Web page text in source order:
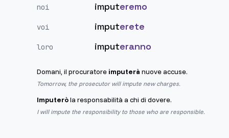
noi imputeremo
voi imputerete
loro imputeranno
Domani, il procuratore imputerà nuove accuse.
Tomorrow, the prosecutor will impute new charges.
Imputeròla responsabilità a chi di dovere.
I will impute the responsibility to those who are responsible.